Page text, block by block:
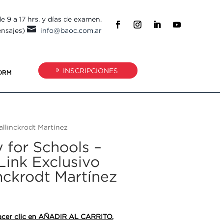
a 17 hrs. y días de examen.
 info@baoc.com.ar
INSCRIPCIONES
Martínez
for Schools –
Exclusivo
Martínez
clic en AÑADIR AL CARRITO.